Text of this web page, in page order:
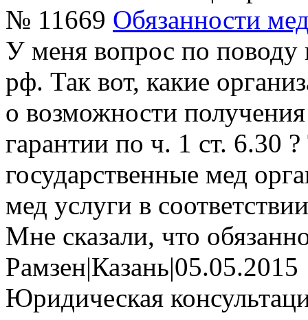
№ 11669 Обязанности
У меня вопрос по поводу
рф. Так вот, какие
о возможности
гарантии по ч. 1 ст. 6.30
государственные мед
мед услуги в
Мне сказали, что
Рамзен|Казань|05.05.2015
Юридическая